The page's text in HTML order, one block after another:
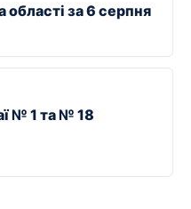
області за 6 серпня
№ 1 та № 18